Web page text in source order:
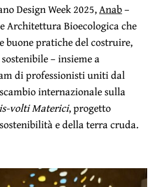
Design Week 2025,Anab–
Architettura Bioecologica che
buone pratiche del costruire,
– insieme a
di professionisti uniti dal
internazionale sulla
volti Materici, progetto
e della terra cruda.